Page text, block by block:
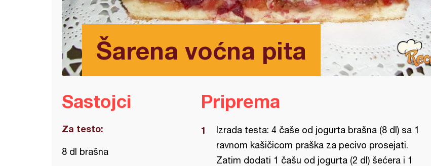
Šarena voćna pita
Sastojci
Za testo:
8 dl brašna
Priprema
Izrada testa: 4 čaše od jogurta brašna (8 dl) sa 1
ravnom kašičicom praška za pecivo prosejati.
Zatim dodati 1 čašu od jogurta (2 dl) šećera i 1